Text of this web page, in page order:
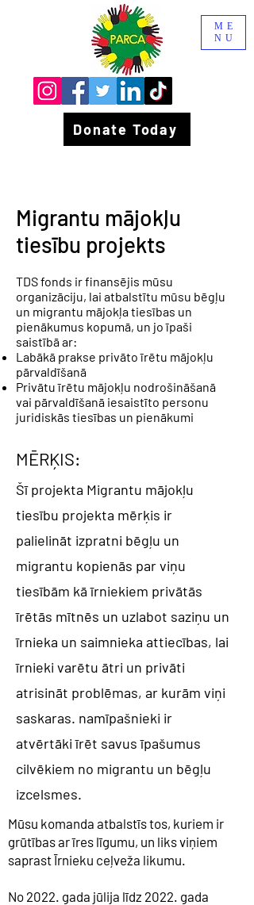
Donate Today
ME
NU
Migrantu mājokļu
tiesību projekts
TDS fonds ir finansējis mūsu
organizāciju, lai atbalstītu mūsu bēgļu
un migrantu mājokļa tiesības un
pienākumus kopumā, un jo īpaši
saistībā ar:
Labākā prakse privāto īrētu mājokļu
pārvaldīšanā
Privātu īrētu mājokļu nodrošināšanā
vai pārvaldīšanā iesaistīto personu
juridiskās tiesības un pienākumi
MĒRĶIS:
Šī projekta Migrantu mājokļu
tiesību projekta mērķis ir
palielināt izpratni bēgļu un
migrantu kopienās par viņu
tiesībām kā īrniekiem privātās
īrētās mītnēs un uzlabot saziņu un
īrnieka un saimnieka attiecības, lai
īrnieki varētu ātri un privāti
atrisināt problēmas, ar kurām viņi
saskaras. namīpašnieki ir
atvērtāki īrēt savus īpašumus
cilvēkiem no migrantu un bēgļu
izcelsmes.
Mūsu komanda atbalstīs tos, kuriem ir
grūtības ar īres līgumu, un liks viņiem
saprast Īrnieku ceļveža likumu.
No 2022. gada jūlija līdz 2022. gada